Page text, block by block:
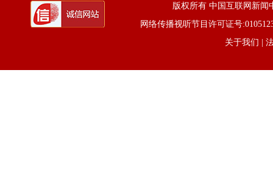
版权所有 中国互联网新闻
网络传播视听节目许可证号
关于我们 |